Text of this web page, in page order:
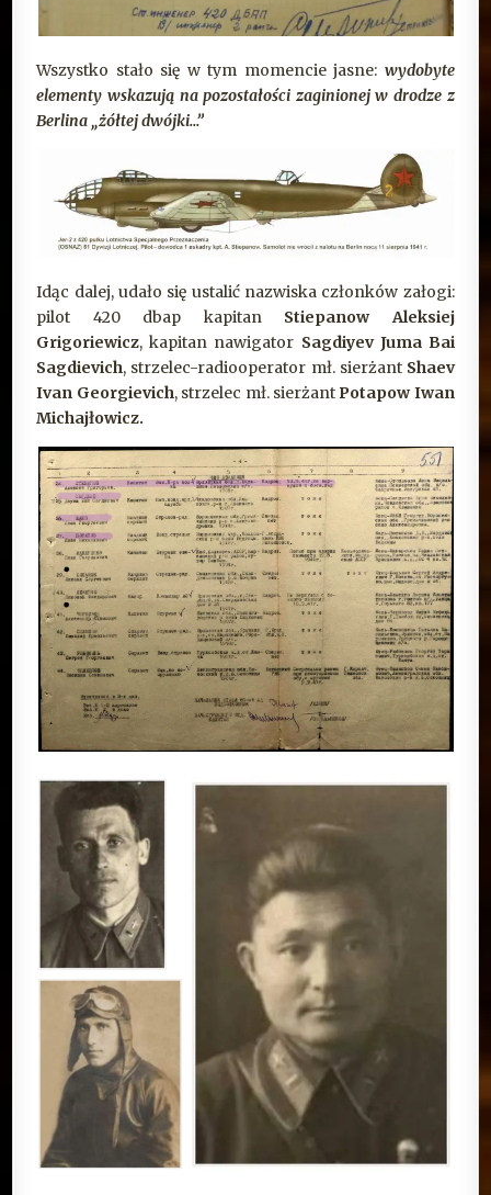
Wszystko stało się w tym momencie jasne: wydobyte
elementy wskazują na pozostałości zaginionej w drodze z
Berlina „żółtej dwójki…”
Idąc dalej, udało się ustalić nazwiska członków załogi:
pilot 420 dbap kapitan Stiepanow Aleksiej
Grigoriewicz, kapitan nawigator Sagdiyev Juma Bai
Sagdievich, strzelec-radiooperator mł. sierżant Shaev
Ivan Georgievich, strzelec mł. sierżant Potapow Iwan
Michajłowicz.